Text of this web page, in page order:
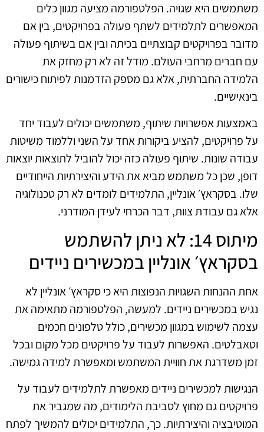
משתמשים היא שגויה. הפלטפורמה מציעה מגוון כלים
המאפשרים לתלמידים לשתף פעולה בפרויקטים, בין אם
מדובר בפרויקטים קבוצתיים בכיתה ובין אם בשיתוף פעולה
עם חברים מרחבי העולם. מודל זה לא רק מחזק את
הלמידה החברתית, אלא גם מספק הזדמנות לפיתוח כישורים
בינאישיים.
באמצעות אפשרויות שיתוף, משתמשים יכולים לעבוד יחד
על פרויקטים, להציע ביקורות אחד על השני וללמוד משיטות
עבודה שונות. שיתוף פעולה כזה יכול להוביל לתוצאות יוצאות
דופן, שכן כל משתמש מביא את הידע והיצירתיות הייחודיים
שלו. בסקראץ׳ אונליין, התלמידים לומדים לא רק טכנולוגיה
אלא גם עבודת צוות, דבר הכרחי לעידן המודרני.
מיתוס 14: לא ניתן להשתמש
בסקראץ׳ אונליין במכשירים ניידים
אחת ההנחות השגויות הנפוצות היא כי סקראץ׳ אונליין לא
נגיש במכשירים ניידים. למעשה, הפלטפורמה מתאימה את
עצמה לשימוש במגוון מכשירים, כולל טלפונים חכמים
וטאבלטים. האפשרות לעבוד על פרויקטים מכל מקום ובכל
זמן משדרגת את חוויית המשתמש ומאפשרת למידה גמישה.
הנגישות למכשירים ניידים מאפשרת לתלמידים לעבוד על
פרויקטים גם מחוץ לסביבת הלימודים, מה שמגביר את
המוטיבציה והיצירתיות. כך, התלמידים יכולים להמשיך לפתח